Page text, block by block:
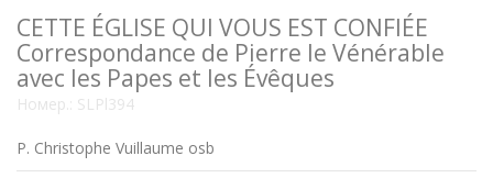
CETTE ÉGLISE QUI VOUS EST CONFIÉE
Correspondance de Pierre le Vénérable
avec les Papes et les Évêques
Номер.: SLPl394
P. Christophe Vuillaume osb